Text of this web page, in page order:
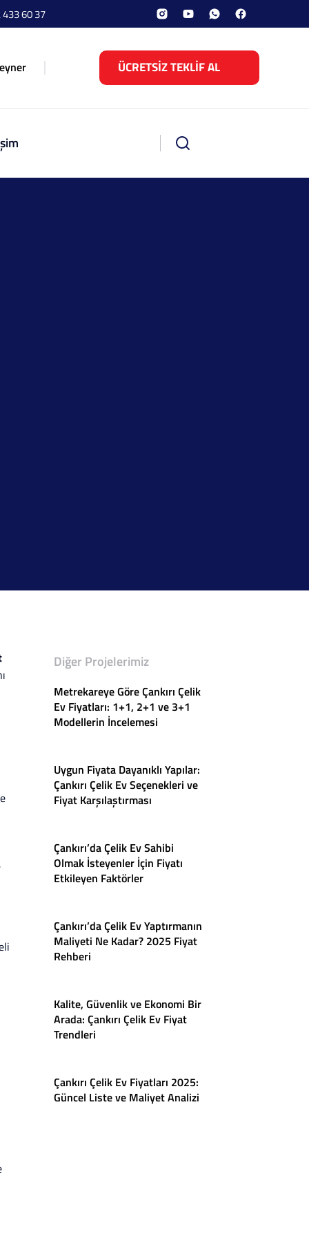
60 37
ÜCRETSİZ TEKLİF AL
Diğer Projelerimiz
Metrekareye Göre Çankırı Çelik
Ev Fiyatları: 1+1, 2+1 ve 3+1
Modellerin İncelemesi
Uygun Fiyata Dayanıklı Yapılar:
Çankırı Çelik Ev Seçenekleri ve
Fiyat Karşılaştırması
Çankırı’da Çelik Ev Sahibi
Olmak İsteyenler İçin Fiyatı
Etkileyen Faktörler
Çankırı’da Çelik Ev Yaptırmanın
Maliyeti Ne Kadar? 2025 Fiyat
Rehberi
Kalite, Güvenlik ve Ekonomi Bir
Arada: Çankırı Çelik Ev Fiyat
Trendleri
Çankırı Çelik Ev Fiyatları 2025:
Güncel Liste ve Maliyet Analizi